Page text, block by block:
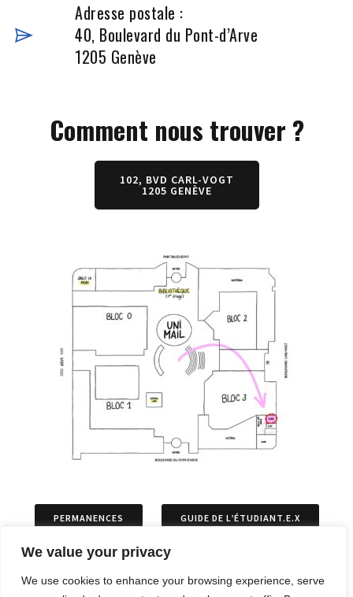
We value your privacy
We use cookies to enhance your browsing experience, serve
Adresse postale :
40, Boulevard du Pont-d’Arve
1205 Genève
Comment nous trouver ?
102, BVD CARL-VOGT
1205 GENÈVE
PERMANENCES GUIDE DE L’ÉTUDIANT.E.X